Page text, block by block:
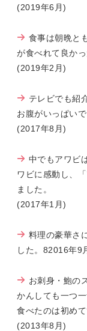
(2019年6月)
食事は朝晩と
が食べれて良かっ
(2019年2月)
テレビでも紹
お腹がいっぱい
(2017年8月)
中でもアワビ
ワビに感動し、
ました。
(2017年1月)
料理の豪華さ
した。82016年9
お刺身・鮑の
かんしても一つ
食べたのは初めて
(2013年8月)